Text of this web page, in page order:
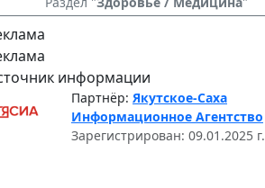
информации
Партнёр: Якутское-Саха
Информационное Агентство
Зарегистрирован: 09.01.2025 г.